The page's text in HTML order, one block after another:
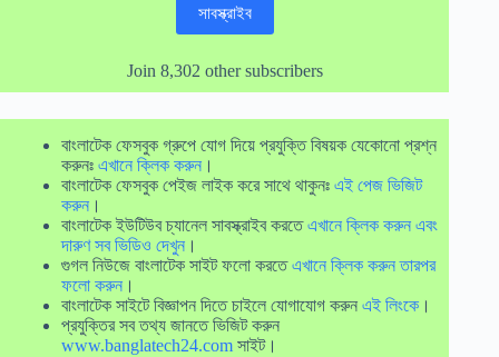
সাবস্ক্রাইব
Join 8,302 other subscribers
বাংলাটেক ফেসবুক গ্রুপে যোগ দিয়ে প্রযুক্তি বিষয়ক যেকোনো প্রশ্ন
করুনঃ এখানে ক্লিক করুন ।
বাংলাটেক ফেসবুক পেইজ লাইক করে সাথে থাকুনঃ এই পেজ ভিজিট
করুন ।
বাংলাটেক ইউটিউব চ্যানেল সাবস্ক্রাইব করতেএখানে ক্লিক করুন এবং
দারুণ সব ভিডিও দেখুন ।
গুগল নিউজে বাংলাটেক সাইট ফলো করতেএখানে ক্লিক করুন তারপর
ফলো করুন ।
বাংলাটেক সাইটে বিজ্ঞাপন দিতে চাইলে যোগাযোগ করুন এই লিংকে ।
প্রযুক্তির সব তথ্য জানতে ভিজিট করুন
www.banglatech24.com সাইট।